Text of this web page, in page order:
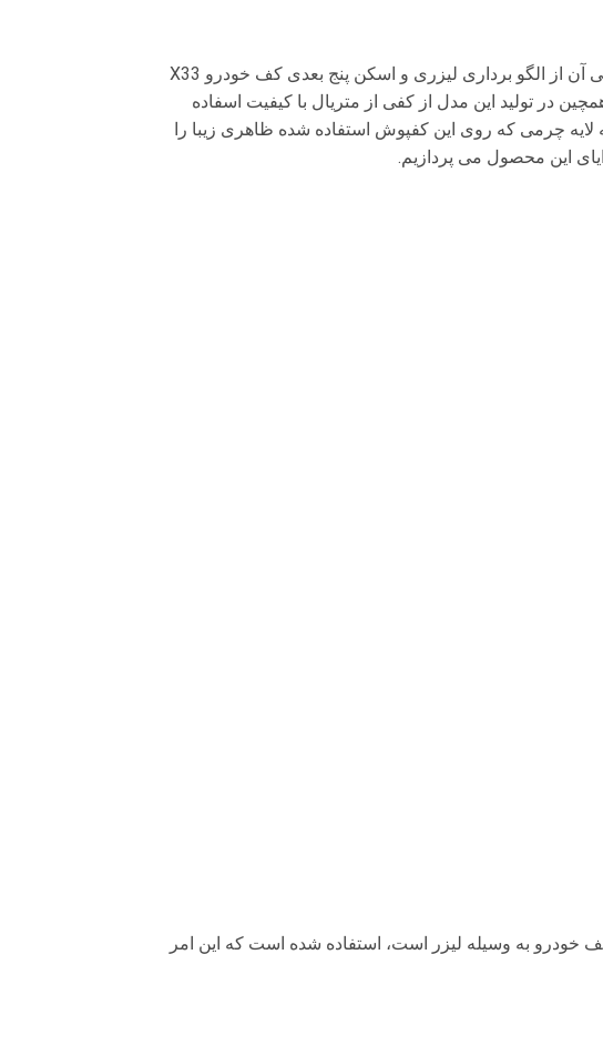
کفپوش پنج بعدی نسل جدیدی از کفپوش خودرو است که دارای قالب بندی استاندارد است و در طراحی آن از الگو برداری لیزری و اسکن پنج بعدی کف خودرو X33
در تولید این مدل از کفی از متریال با کیفیت اسفاده
چرمی که روی این کفپوش استفاده شده ظاهری زیبا را
این محصول می پردازیم.
به وسیله لیزر است، استفاده شده است که این امر